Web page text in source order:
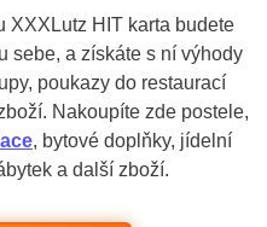
XXXLutz HIT karta budete
sebe, a získáte s ní výhody
poukazy do restaurací
Nakoupíte zde postele,
, bytové doplňky, jídelní
a další zboží.